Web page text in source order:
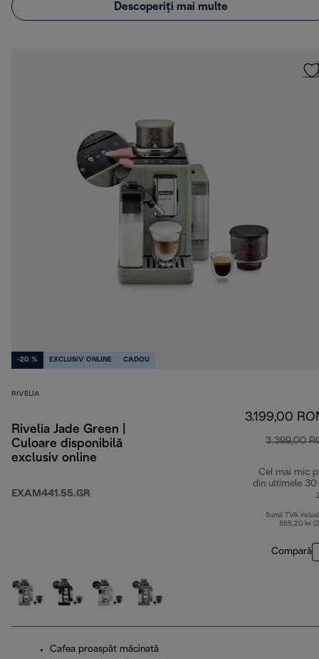
Descoperiți mai multe
-20 % EXCLUSIV ONLINE CADOU
RIVELIA
Rivelia Jade Green |
Culoare disponibilă
exclusiv online
EXAM441.55.GR
3.199,00
3.399,00
Cel mai mic
din ultimele 30
Sumă TVA
555,20 lei
Compară
Cafea proaspăt măcinată